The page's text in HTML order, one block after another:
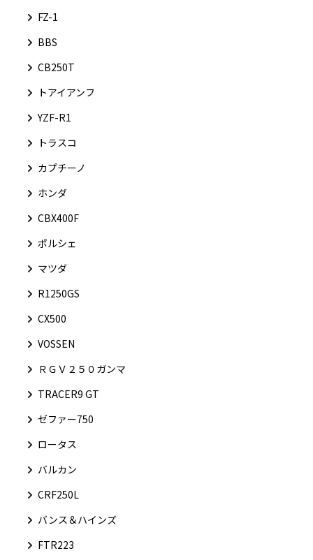
FZ-1
BBS
CB250T
トアイアンフ
YZF-R1
トラスコ
カプチーノ
ホンダ
CBX400F
ポルシェ
マツダ
R1250GS
CX500
VOSSEN
ＲＧＶ２５０ガンマ
TRACER9 GT
ゼファー750
ロータス
バルカン
CRF250L
バンス＆ハインズ
FTR223